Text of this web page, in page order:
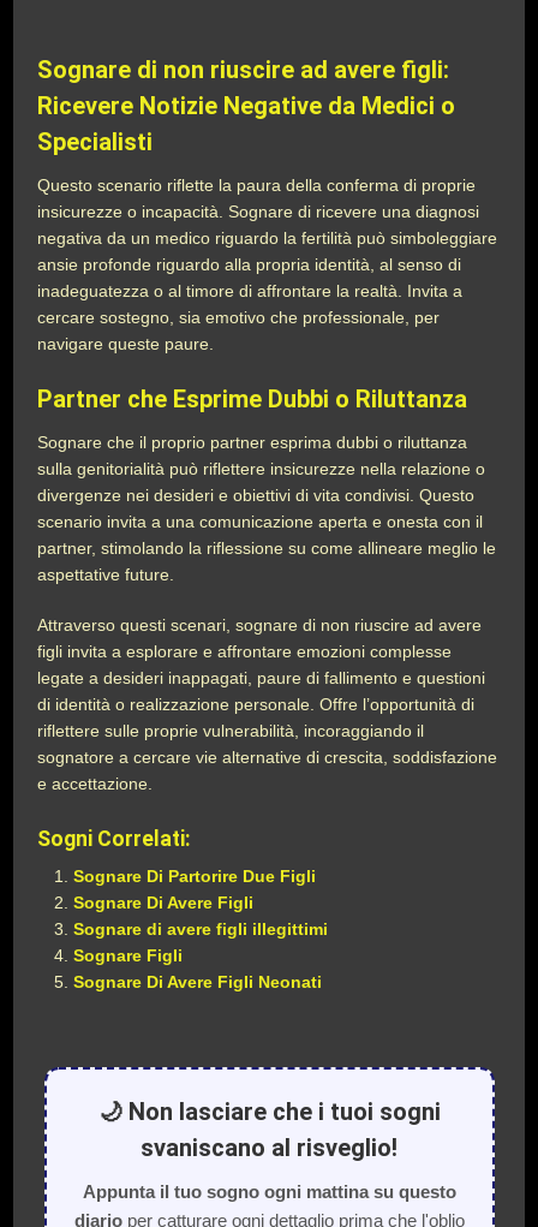
Sognare di non riuscire ad avere figli:
Ricevere Notizie Negative da Medici o
Specialisti
Questo scenario riflette la paura della conferma di proprie
insicurezze o incapacità. Sognare di ricevere una diagnosi
negativa da un medico riguardo la fertilità può simboleggiare
ansie profonde riguardo alla propria identità, al senso di
inadeguatezza o al timore di affrontare la realtà. Invita a
cercare sostegno, sia emotivo che professionale, per
navigare queste paure.
Partner che Esprime Dubbi o Riluttanza
Sognare che il proprio partner esprima dubbi o riluttanza
sulla genitorialità può riflettere insicurezze nella relazione o
divergenze nei desideri e obiettivi di vita condivisi. Questo
scenario invita a una comunicazione aperta e onesta con il
partner, stimolando la riflessione su come allineare meglio le
aspettative future.
Attraverso questi scenari, sognare di non riuscire ad avere
figli invita a esplorare e affrontare emozioni complesse
legate a desideri inappagati, paure di fallimento e questioni
di identità o realizzazione personale. Offre l’opportunità di
riflettere sulle proprie vulnerabilità, incoraggiando il
sognatore a cercare vie alternative di crescita, soddisfazione
e accettazione.
Sogni Correlati:
Sognare Di Partorire Due Figli
Sognare Di Avere Figli
Sognare di avere figli illegittimi
Sognare Figli
Sognare Di Avere Figli Neonati
🌙 Non lasciare che i tuoi sogni
svaniscano al risveglio!
Appunta il tuo sogno ogni mattina su questo
diarioper catturare ogni dettaglio prima che l'oblio